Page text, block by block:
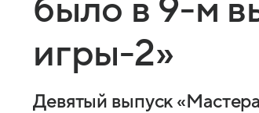
было в 9-м
игры-2»
Девятый выпуск